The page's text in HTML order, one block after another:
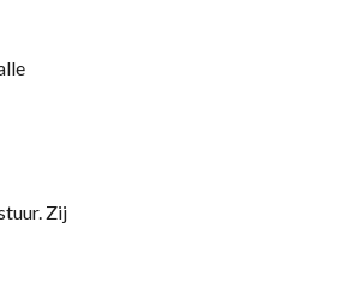
Zij